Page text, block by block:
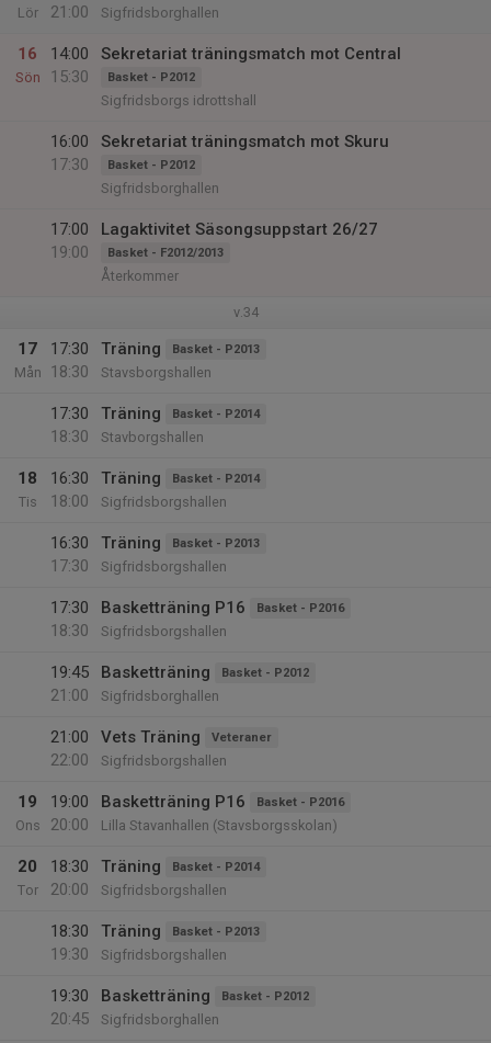
Lör
21:00
Sigfridsborghallen
16
Sön
14:00
15:30
Sekretariat träningsmatch mot Central
Basket - P2012
Sigfridsborgs idrottshall
16:00
17:30
Sekretariat träningsmatch mot Skuru
Basket - P2012
Sigfridsborghallen
17:00
19:00
Lagaktivitet Säsongsuppstart 26/27
Basket - F2012/2013
Återkommer
v.34
17
Mån
17:30
18:30
Träning Basket - P2013
Stavsborgshallen
17:30
18:30
Träning Basket - P2014
Stavborgshallen
18
Tis
16:30
18:00
Träning Basket - P2014
Sigfridsborgshallen
16:30
17:30
Träning Basket - P2013
Sigfridsborgshallen
17:30
18:30
Basketträning P16 Basket - P2016
Sigfridsborgshallen
19:45
21:00
Basketträning Basket - P2012
Sigfridsborghallen
21:00
22:00
Vets Träning Veteraner
Sigfridsborgshallen
19
Ons
19:00
20:00
Basketträning P16 Basket - P2016
Lilla Stavanhallen (Stavsborgsskolan)
20
Tor
18:30
20:00
Träning Basket - P2014
Sigfridsborgshallen
18:30
19:30
Träning Basket - P2013
Sigfridsborgshallen
19:30
20:45
Basketträning Basket - P2012
Sigfridsborghallen